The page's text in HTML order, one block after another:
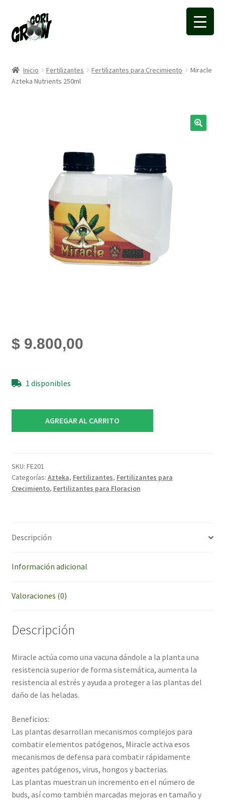
a
la
a
la
Inicio Fertilizantes Fertilizantes para Crecimiento
Miracle
Azteka Nutrients 250ml
$9.800,00
1 disponibles
cantidad
AGREGAR AL CARRITO
SKU: FE201
Categorías: Azteka, Fertilizantes, Fertilizantes para
Crecimiento, Fertilizantes para Floracion
Descripción
Información adicional
Valoraciones (0)
Descripción
Miracle actúa como una vacuna dándole a la planta una
resistencia superior de forma sistemática, aumenta la
resistencia al estrés y ayuda a proteger a las plantas del
daño de las heladas.
Beneficios:
Las plantas desarrollan mecanismos complejos para
combatir elementos patógenos, Miracle activa esos
mecanismos de defensa para combatir rápidamente
agentes patógenos, virus, hongos y bacterias.
Las plantas muestran un incremento en el número de
buds, así como también marcadas mejoras en tamaño y